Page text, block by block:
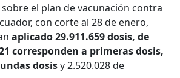
el plan de vacunación contra
con corte al 28 de enero,
aplicado 29.911.659 dosis, de
corresponden a primeras dosis,
dosisy 2.520.028 de